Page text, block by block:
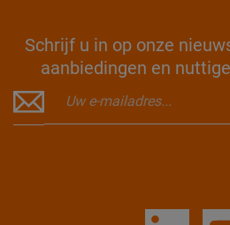
Schrijf u in op onze
aanbiedingen en